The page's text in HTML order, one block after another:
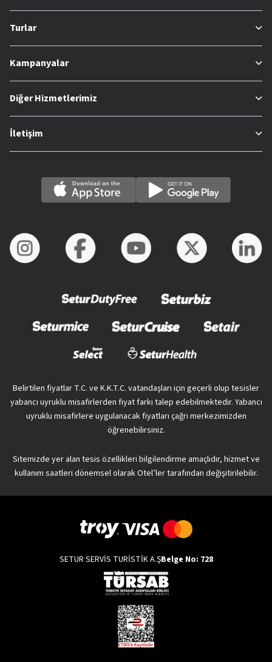
Turlar
Kampanyalar
Diğer Hizmetlerimiz
İletişim
Belirtilen fiyatlar T.C. ve K.K.T.C. vatandaşları için geçerli olup tesisler
yabancı uyruklu misafirlerden fiyat farkı talep edebilmektedir. Yabancı
uyruklu misafirlere uygulanacak fiyatları çağrı merkezimizden
öğrenebilirsiniz.
Sitemizde yer alan tesis özellikleri bilgilendirme amaçlıdır, hizmet ve
kullanım saatleri dönemsel olarak Otel’ler tarafından değişitirilebilir.
SETUR SERVİS TURİSTİK A.ŞBelge No: 728